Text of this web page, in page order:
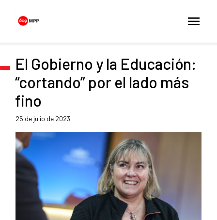
El Gobierno y la Educación:
“cortando” por el lado más
fino
25 de julio de 2023